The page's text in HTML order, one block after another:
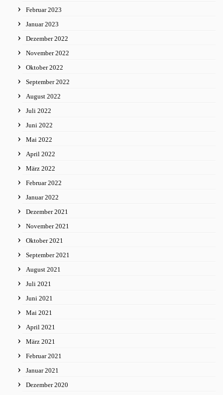
Februar 2023
Januar 2023
Dezember 2022
November 2022
Oktober 2022
September 2022
August 2022
Juli 2022
Juni 2022
Mai 2022
April 2022
März 2022
Februar 2022
Januar 2022
Dezember 2021
November 2021
Oktober 2021
September 2021
August 2021
Juli 2021
Juni 2021
Mai 2021
April 2021
März 2021
Februar 2021
Januar 2021
Dezember 2020